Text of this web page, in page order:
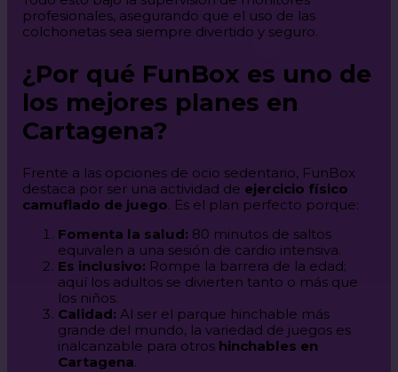
profesionales, asegurando que el uso de las
colchonetas sea siempre divertido y seguro.
¿Por qué FunBox es uno de
los mejores planes en
Cartagena?
Frente a las opciones de ocio sedentario, FunBox
destaca por ser una actividad de ejercicio físico
camuflado de juego. Es el plan perfecto porque:
Fomenta la salud: 80 minutos de saltos
equivalen a una sesión de cardio intensiva.
Es inclusivo: Rompe la barrera de la edad;
aquí los adultos se divierten tanto o más que
los niños.
Calidad: Al ser el parque hinchable más
grande del mundo, la variedad de juegos es
inalcanzable para otros hinchables en
Cartagena.